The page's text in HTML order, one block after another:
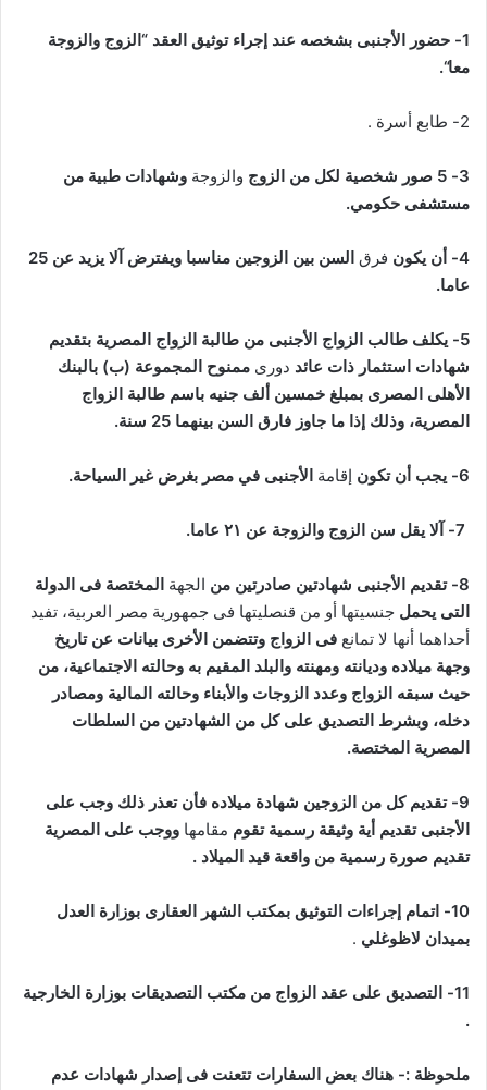
1- حضور الأجنبى بشخصه عند إجراء توثيق العقد “الزوج والزوجة
معا“.
2- طابع أسرة .
3- 5 صور شخصية لكل من الزوج والزوجة وشهادات طبية من
مستشفى حكومي.
4- أن يكون فرق
السن بين الزوجين مناسبا ويفترض آلا يزيد عن 25
عاما.
5-
يكلف طالب الزواج الأجنبى من طالبة الزواج المصرية بتقديم
شهادات استثمار ذات عائد دورى ممنوح المجموعة (ب) بالبنك
الأهلى المصرى بمبلغ خمسين ألف جنيه باسم طالبة الزواج
المصرية، وذلك إذا ما جاوز فارق السن بينهما 25 سنة
.
6- يجب أن تكون إقامة الأجنبى في مصر بغرض غير السياحة.
آلا يقل سن الزوج والزوجة عن ۲۱ عاما.
8- تقديم الأجنبى شهادتين صادرتين من الجهة المختصة فى الدولة
التى يحمل جنسيتها أو من قنصليتها فى جمهورية مصر العربية، تفيد
أحداهما أنها لا تمانع فى الزواج وتتضمن الأخرى بيانات عن تاريخ
وجهة ميلاده وديانته ومهنته والبلد المقيم به وحالته الاجتماعية، من
حيث سبقه الزواج وعدد الزوجات والأبناء وحالته المالية ومصادر
دخله، وبشرط التصديق على كل من الشهادتين من السلطات
المصرية المختصة.
9- تقديم كل من الزوجين شهادة ميلاده فأن تعذر ذلك وجب على
الأجنبى تقديم أية وثيقة رسمية تقوم مقامها ووجب على المصرية
تقديم صورة رسمية من واقعة قيد الميلاد .
10- اتمام إجراءات التوثيق بمكتب الشهر العقارى بوزارة العدل
بميدان لاظوغلي .
11- التصديق على عقد الزواج من مكتب التصديقات بوزارة الخارجية
.
ملحوظة :- هناك بعض السفارات تتعنت فى إصدار شهادات عدم